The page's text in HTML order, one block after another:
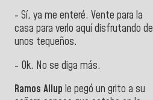
- Sí, ya me enteré. Vente para la
casa para verlo aquí disfrutando de
unos tequeños.
- Ok. No se diga más.
Ramos Allup le pegó un grito a su